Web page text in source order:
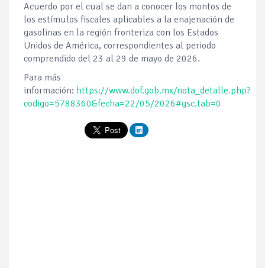
Acuerdo por el cual se dan a conocer los montos de
los estímulos fiscales aplicables a la enajenación de
gasolinas en la región fronteriza con los Estados
Unidos de América, correspondientes al periodo
comprendido del 23 al 29 de mayo de 2026.
Para más
información: https://www.dof.gob.mx/nota_detalle.php?
codigo=5788360&fecha=22/05/2026#gsc.tab=0